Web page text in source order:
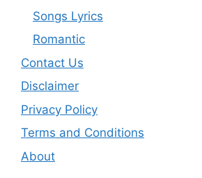
Songs Lyrics
Romantic
Contact Us
Disclaimer
Privacy Policy
Terms and Conditions
About